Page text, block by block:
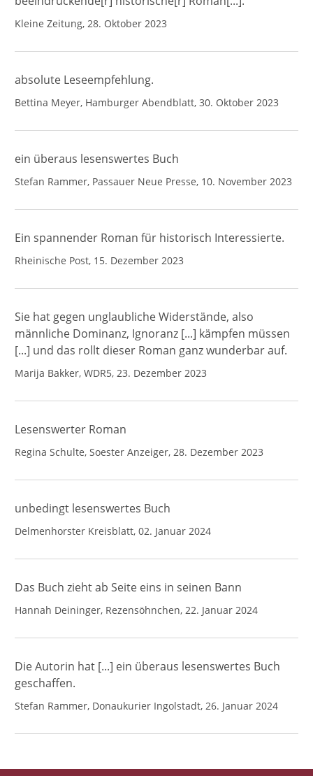
Kleine Zeitung, 28. Oktober 2023
absolute Leseempfehlung.
Bettina Meyer, Hamburger Abendblatt, 30. Oktober 2023
ein überaus lesenswertes Buch
Stefan Rammer, Passauer Neue Presse, 10. November 2023
Ein spannender Roman für historisch Interessierte.
Rheinische Post, 15. Dezember 2023
Sie hat gegen unglaubliche Widerstände, also
männliche Dominanz, Ignoranz [...] kämpfen müssen
[...] und das rollt dieser Roman ganz wunderbar auf.
Marija Bakker, WDR5, 23. Dezember 2023
Lesenswerter Roman
Regina Schulte, Soester Anzeiger, 28. Dezember 2023
unbedingt lesenswertes Buch
Delmenhorster Kreisblatt, 02. Januar 2024
Das Buch zieht ab Seite eins in seinen Bann
Hannah Deininger, Rezensöhnchen, 22. Januar 2024
Die Autorin hat [...] ein überaus lesenswertes Buch
geschaffen.
Stefan Rammer, Donaukurier Ingolstadt, 26. Januar 2024